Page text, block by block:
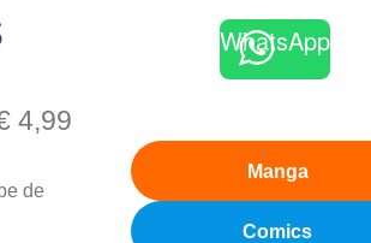
4,99
de
WhatsApp
Manga
Comics